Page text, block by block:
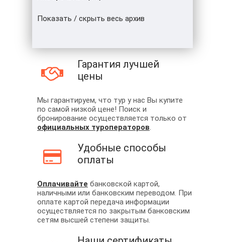
Показать / скрыть весь архив
Гарантия лучшей
цены
Мы гарантируем, что тур у нас Вы купите
по самой низкой цене! Поиск и
бронирование осуществляется только от
официальных туроператоров.
Удобные способы
оплаты
Оплачивайте банковской картой,
наличными или банковским переводом. При
оплате картой передача информации
осуществляется по закрытым банковским
сетям высшей степени защиты.